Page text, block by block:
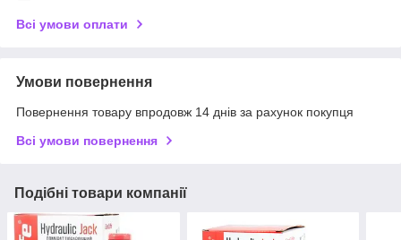
Всі умови оплати
Умови повернення
Повернення товару впродовж 14 днів за рахунок покупця
Всі умови повернення
Подібні товари компанії